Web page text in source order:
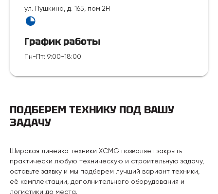
ул. Пушкина, д. 165, пом.2Н
График работы
Пн-Пт: 9:00-18:00
ПОДБЕРЕМ ТЕХНИКУ ПОД ВАШУ
ЗАДАЧУ
Широкая линейка техники XCMG позволяет закрыть
практически любую техническую и строительную задачу,
оставьте заявку и мы подберем лучший вариант техники,
её комплектации, дополнительного оборудования и
логистики до места.